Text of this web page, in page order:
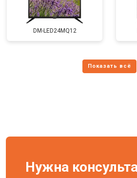
DM-LED24MQ12
Нужна